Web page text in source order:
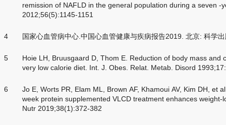
remission of NAFLD in the general population during a seven -
2012;56(5):1145-1151
4 国家心血管病中心.中国心血管健康与疾病报告2019. 北京: 科学
5
Hoie LH, Bruusgaard D, Thom E. Reduction of body mass and
very low calorie diet. Int. J. Obes. Relat. Metab. Disord
6
Jo E, Worts PR, Elam ML, Brown AF, Khamoui AV, Kim DH, et
week protein supplemented VLCD treatment enhances
Nutr 2019;38(1):372-382